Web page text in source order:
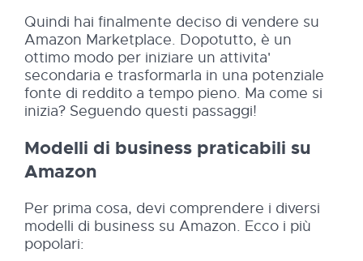
Quindi hai finalmente deciso di vendere su
Amazon Marketplace. Dopotutto, è un
ottimo modo per iniziare un attivita'
secondaria e trasformarla in una potenziale
fonte di reddito a tempo pieno. Ma come si
inizia? Seguendo questi passaggi!
Modelli di business praticabili su
Amazon
Per prima cosa, devi comprendere i diversi
modelli di business su Amazon. Ecco i più
popolari: